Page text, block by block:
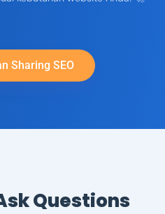
Sharing SEO
Questions